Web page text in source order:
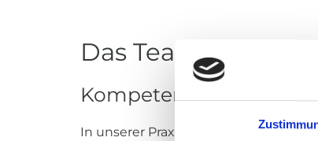
Das Team der
Kompetent und
In unserer Praxis erwartet Sie ein